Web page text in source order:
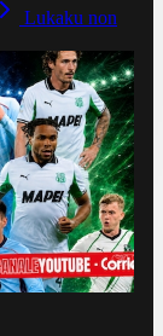
Lukaku non